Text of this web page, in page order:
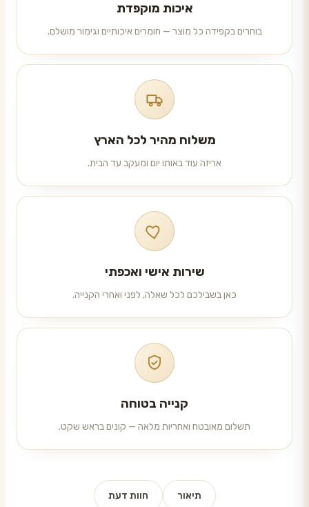
איכות מוקפדת
בוחרים בקפידה כל מוצר — חומרים איכותיים וגימור מושלם.
משלוח מהיר לכל הארץ
אריזה עוד באותו יום ומעקב עד הבית.
שירות אישי ואכפתי
כאן בשבילכם לכל שאלה, לפני ואחרי הקנייה.
קנייה בטוחה
תשלום מאובטח ואחריות מלאה — קונים בראש שקט.
תיאור חוות דעת